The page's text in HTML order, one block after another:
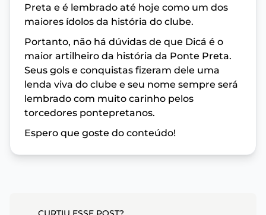
Preta e é lembrado até hoje como um dos
maiores ídolos da história do clube.
Portanto, não há dúvidas de que Dicá é o
maior artilheiro da história da Ponte Preta.
Seus gols e conquistas fizeram dele uma
lenda viva do clube e seu nome sempre será
lembrado com muito carinho pelos
torcedores pontepretanos.
Espero que goste do conteúdo!